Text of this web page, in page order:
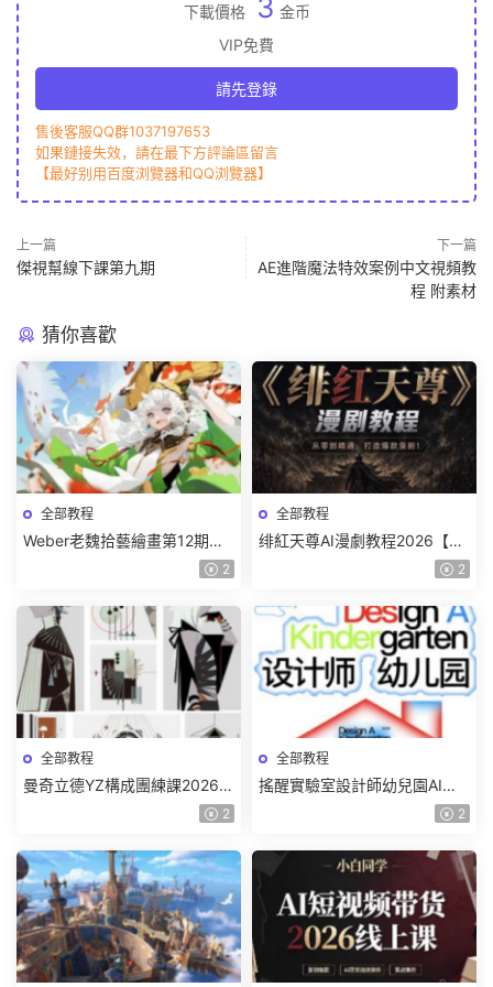
下載價格 3 金币
VIP免費
請先登錄
售後客服QQ群1037197653
如果鏈接失效，請在最下方評論區留言
【最好别用百度浏覽器和QQ浏覽器】
上一篇
傑視幫線下課第九期
下一篇
AE進階魔法特效案例中文視頻教
程 附素材
猜你喜歡
全部教程
Weber老魏拾藝繪畫第12期角
色特訓班【畫質不錯隻有視
2
全部教程
绯紅天尊AI漫劇教程2026【畫
2
全部教程
曼奇立德YZ構成團練課2026年
8月已結課【畫質高清有課件】
2
全部教程
搖醒實驗室設計師幼兒園AI軟
件基礎課2025【畫質不錯有素
2